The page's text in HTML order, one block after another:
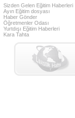
Sizden Gelen Eğitim Haberleri
Ayın Eğitim dosyası
Haber Gönder
Öğretmenler Odası
Yurtdışı Eğitim Haberleri
Kara Tahta